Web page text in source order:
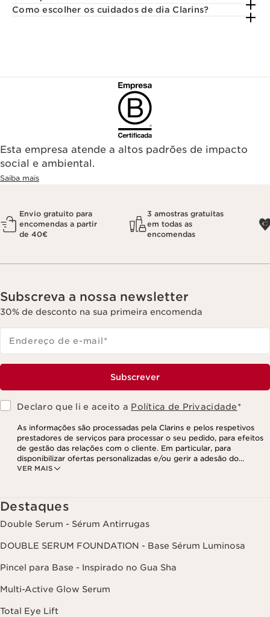
Como escolher os cuidados de dia Clarins?
Esta empresa atende a altos padrões de impacto
social e ambiental.
Saiba mais
Envio gratuito para
encomendas a partir
de 40€
3 amostras gratuitas
em todas as
encomendas
Subscreva a nossa newsletter
30% de desconto na sua primeira encomenda
Endereço de e-mail*
Subscrever
Declaro que li e aceito a Política de Privacidade*
VER MAIS
As informações são processadas pela Clarins e pelos respetivos
prestadores de serviços para processar o seu pedido, para efeitos
de gestão das relações com o cliente. Em particular, para
disponibilizar ofertas personalizadas e/ou gerir a adesão do
utilizador ao nosso programa de fidelização e para criar o seu
as suas informações, assim como o direito de se opor e impedir o
respetivo processamento. Poderá exercer este direito,
contactando-nos. Para mais informações, consulte a nossa política
de privacidade, clicando aqui
Destaques
Double Serum - Sérum Antirrugas
DOUBLE SERUM FOUNDATION - Base Sérum Luminosa
Pincel para Base - Inspirado no Gua Sha
Multi-Active Glow Serum
Total Eye Lift